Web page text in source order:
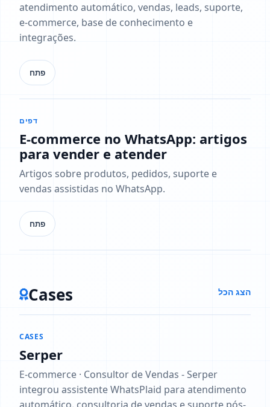
atendimento automático, vendas, leads, suporte,
e-commerce, base de conhecimento e
integrações.
פתח
דפים
E-commerce no WhatsApp: artigos
para vender e atender
Artigos sobre produtos, pedidos, suporte e
vendas assistidas no WhatsApp.
פתח
Cases הצג הכל
CASES
Serper
E-commerce · Consultor de Vendas - Serper
integrou assistente WhatsPlaid para atendimento